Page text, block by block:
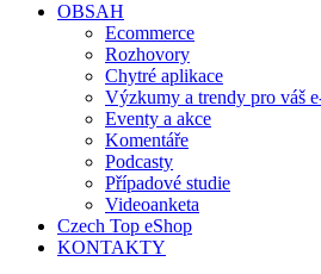
OBSAH
Ecommerce
Rozhovory
Chytré aplikace
Výzkumy a trendy pro váš
Eventy a akce
Komentáře
Podcasty
Případové studie
Videoanketa
Czech Top eShop
KONTAKTY